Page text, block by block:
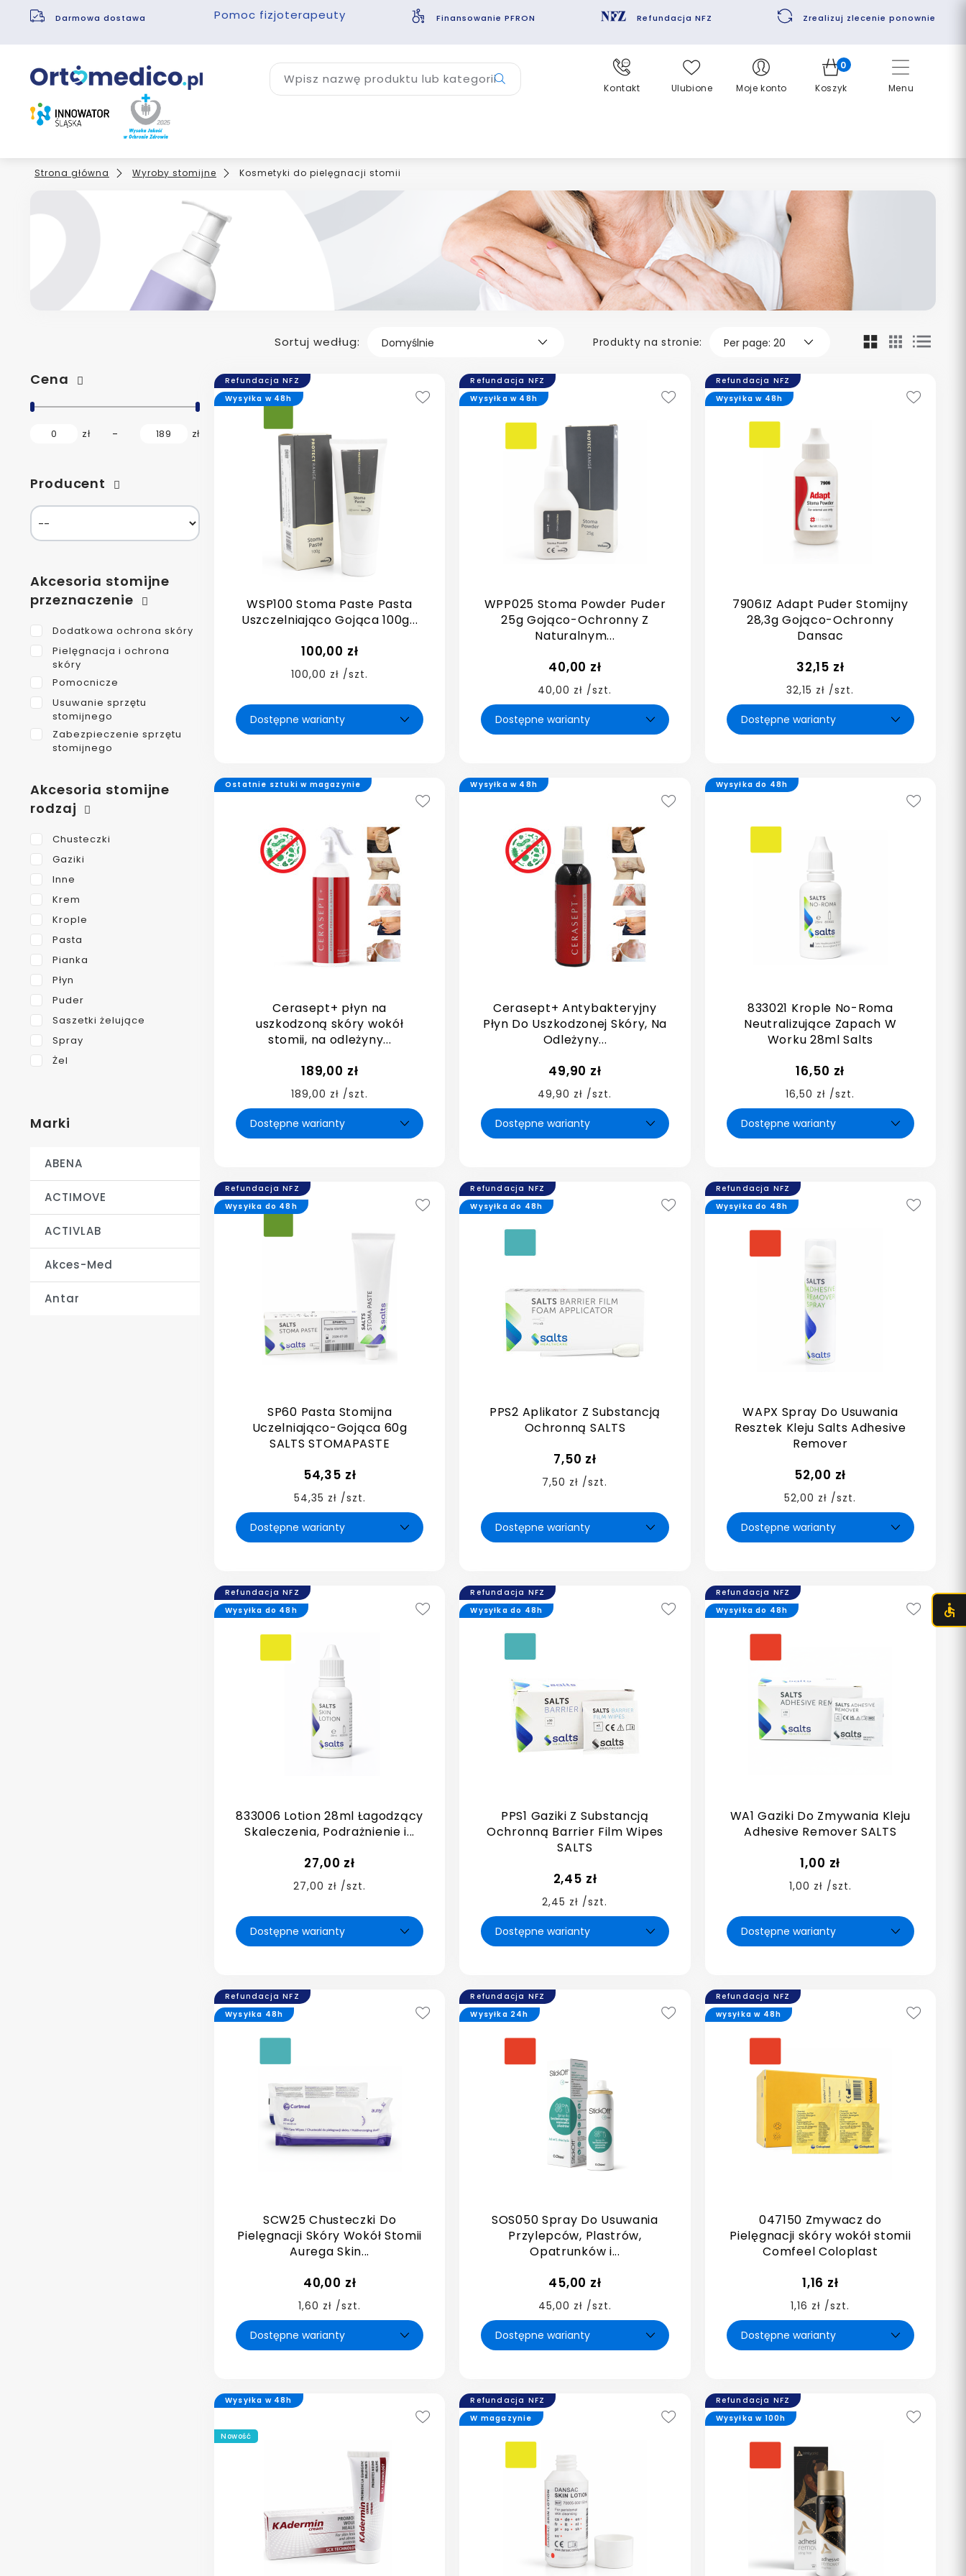
Darmowa dostawa Pomoc fizjoterapeuty Finansowanie PFRON Refundacja NFZ Zrealizuj zlecenie ponownie
Menu
Wpisz nazwę produktu lub kategorii
Kontakt Ulubione Moje konto
0
Koszyk
Strona główna Wyroby stomijne Kosmetyki do pielęgnacji stomii
Cena
0 zł 189 zł
Producent
Akcesoria stomijne
przeznaczenie
Dodatkowa ochrona skóry
Pielęgnacja i ochrona
skóry
Pomocnicze
Usuwanie sprzętu
stomijnego
Zabezpieczenie sprzętu
stomijnego
Akcesoria stomijne
rodzaj
Chusteczki
Gaziki
Inne
Krem
Krople
Pasta
Pianka
Płyn
Puder
Saszetki żelujące
Spray
Żel
Marki
ABENA
ACTIMOVE
ACTIVLAB
Akces-Med
Antar
Sortuj według: Produkty na stronie:
Refundacja NFZ
WSP100 Stoma Paste Pasta
Uszczelniająco Gojąca 100g...
100,00 zł
100,00 zł /szt.
Wysyłka w 48h
Refundacja NFZ
WPP025 Stoma Powder Puder
25g Gojąco-Ochronny Z
Naturalnym...
40,00 zł
40,00 zł /szt.
Wysyłka w 48h
Refundacja NFZ
7906IZ Adapt Puder Stomijny
28,3g Gojąco-Ochronny
Dansac
32,15 zł
32,15 zł /szt.
Wysyłka w 48h
Cerasept+ płyn na
uszkodzoną skóry wokół
stomii, na odleżyny...
189,00 zł
189,00 zł /szt.
Ostatnie sztuki w magazynie
Cerasept+ Antybakteryjny
Płyn Do Uszkodzonej Skóry, Na
Odleżyny...
49,90 zł
49,90 zł /szt.
Wysyłka w 48h
833021 Krople No-Roma
Neutralizujące Zapach W
Worku 28ml Salts
16,50 zł
16,50 zł /szt.
Wysyłka do 48h
Refundacja NFZ
SP60 Pasta Stomijna
Uczelniająco-Gojąca 60g
SALTS STOMAPASTE
54,35 zł
54,35 zł /szt.
Wysyłka do 48h
Refundacja NFZ
PPS2 Aplikator Z Substancją
Ochronną SALTS
7,50 zł
7,50 zł /szt.
Wysyłka do 48h
Refundacja NFZ
WAPX Spray Do Usuwania
Resztek Kleju Salts Adhesive
Remover
52,00 zł
52,00 zł /szt.
Wysyłka do 48h
Refundacja NFZ
833006 Lotion 28ml Łagodzący
Skaleczenia, Podrażnienie i...
27,00 zł
27,00 zł /szt.
Wysyłka do 48h
Refundacja NFZ
PPS1 Gaziki Z Substancją
Ochronną Barrier Film Wipes
SALTS
2,45 zł
2,45 zł /szt.
Wysyłka do 48h
Refundacja NFZ
WA1 Gaziki Do Zmywania Kleju
Adhesive Remover SALTS
1,00 zł
1,00 zł /szt.
Wysyłka do 48h
Refundacja NFZ
SCW25 Chusteczki Do
Pielęgnacji Skóry Wokół Stomii
Aurega Skin...
40,00 zł
1,60 zł /szt.
Wysyłka 48h
Refundacja NFZ
SOS050 Spray Do Usuwania
Przylepców, Plastrów,
Opatrunków i...
45,00 zł
45,00 zł /szt.
Wysyłka 24h
Refundacja NFZ
047150 Zmywacz do
Pielęgnacji skóry wokół stomii
Comfeel Coloplast
1,16 zł
1,16 zł /szt.
wysyłka w 48h
Nowość
Wysyłka w 48h
Refundacja NFZ
W magazynie
Refundacja NFZ
Wysyłka w 100h